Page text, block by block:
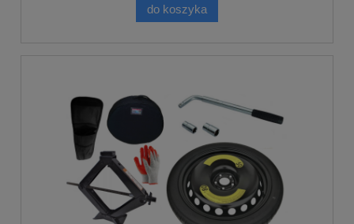
do koszyka